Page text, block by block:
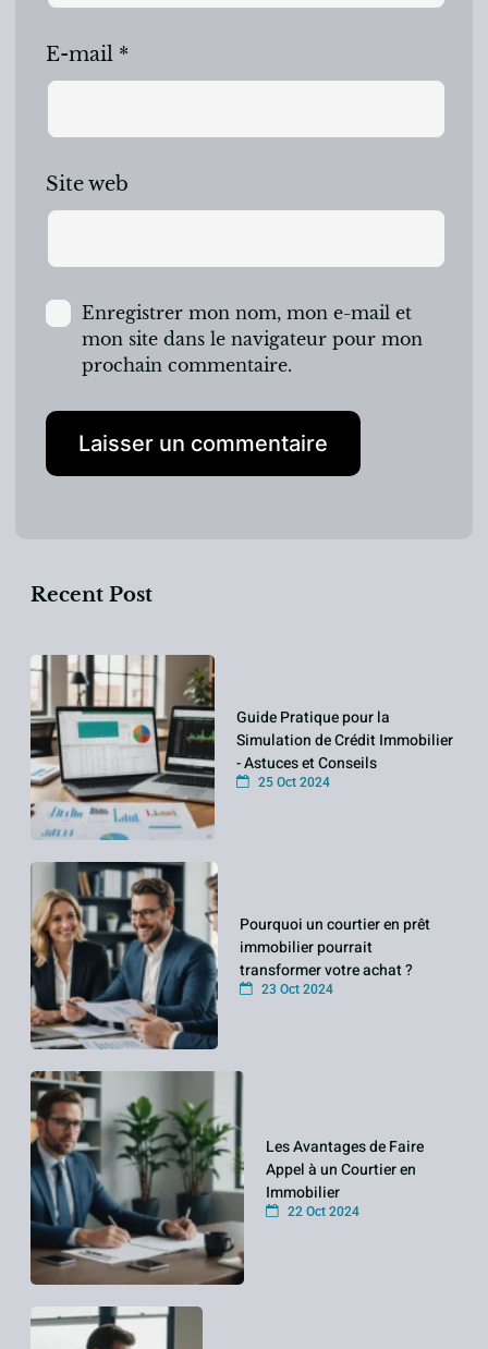
E-mail *
Site web
Enregistrer mon nom, mon e-mail et
mon site dans le navigateur pour mon
prochain commentaire.
Recent Post
Guide Pratique pour la
Simulation de Crédit Immobilier
- Astuces et Conseils
25 Oct 2024
Pourquoi un courtier en prêt
immobilier pourrait
transformer votre achat ?
23 Oct 2024
Les Avantages de Faire
Appel à un Courtier en
Immobilier
22 Oct 2024